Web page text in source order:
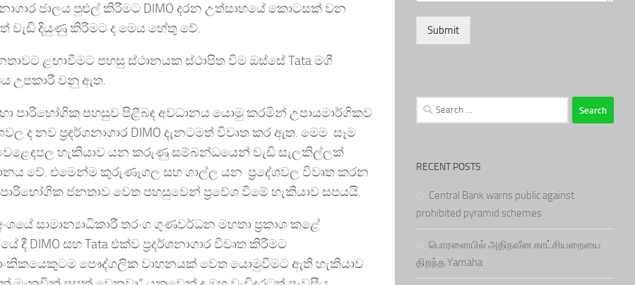
ජාලය පුළුල් කිරීමට DIMO දරන උත්සාහයේ කොටසක් වන
වැඩි දියුණු කිරීමට ද මෙය හේතු වේ.
ළඟාවීමට පහසු ස්ථානයක ස්ථාපිත වීම ඔස්සේ Tata මගී
උපකාරී වනු ඇත.
පාරිභෝගික පහසුව පිළිබඳ අවධානය යොමු කරමින් උපායමාර්ගිකව
නව ප්‍රදර්ශනාගාර DIMO දැනටමත් විවෘත කර ඇත. මෙම සෑම
හැකියාව යන කරුණු සම්බන්ධයෙන් වැඩි සැලකිල්ලක්
වේ. එමෙන්ම කුරුණෑගල සහ ගාල්ල යන ප්‍රදේශවල විවෘත කරන
පාරිභෝගික ජනතාව වෙත පහසුවෙන් ප්‍රවේශ වීමේ හැකියාව සපයයි.
සාමාන්‍යාධිකාරී තරංග ගුණවර්ධන මහතා ප්‍රකාශ කළේ
DIMO සහ Tata එක්ව ප්‍රදර්ශනාගාර විවෘත කිරීමට
පෞද්ගලික වාහනයක් වෙත යොමුවීමට ඇති හැකියාව
Submit
Search
for:
RECENT POSTS
Central Bank warns public against
prohibited pyramid schemes
பொரளையில் அதிநவீன காட்சியறையை
திறந்த Yamaha